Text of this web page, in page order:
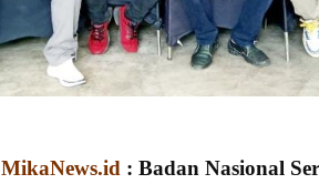
MikaNews.id : Badan Nasional